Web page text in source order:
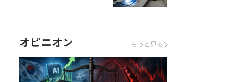
オピニオン もっと見る